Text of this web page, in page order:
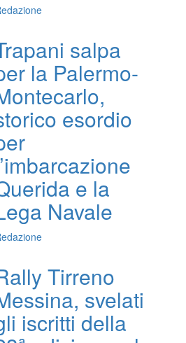
salpa
la Palermo-
esordio
e la
Navale
Tirreno
svelati
iscritti della